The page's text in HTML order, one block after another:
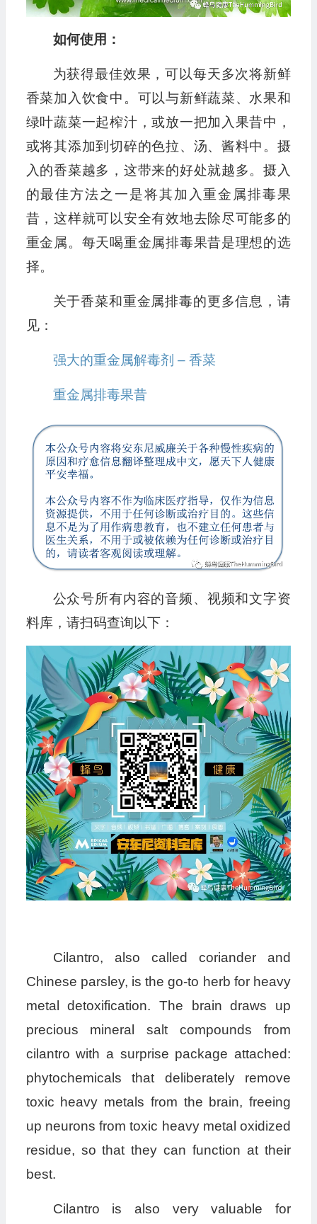
如何使用：
为获得最佳效果，可以每天多次将新鲜
香菜加入饮食中。可以与新鲜蔬菜、水果和
绿叶蔬菜一起榨汁，或放一把加入果昔中，
或将其添加到切碎的色拉、汤、酱料中。摄
入的香菜越多，这带来的好处就越多。摄入
的最佳方法之一是将其加入重金属排毒果
昔，这样就可以安全有效地去除尽可能多的
重金属。每天喝重金属排毒果昔是理想的选
择。
关于香菜和重金属排毒的更多信息，请
见：
强大的重金属解毒剂 – 香菜
重金属排毒果昔
公众号所有内容的音频、视频和文字资
料库，请扫码查询以下：
Cilantro, also called coriander and
Chinese parsley, is the go-to herb for heavy
metal detoxification. The brain draws up
precious mineral salt compounds from
cilantro with a surprise package attached:
phytochemicals that deliberately remove
toxic heavy metals from the brain, freeing
up neurons from toxic heavy metal oxidized
residue, so that they can function at their
best.
Cilantro is also very valuable for